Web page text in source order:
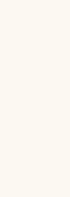
いかけっこなど
からも目を離さ
ります。
す。
グランなど)以
ルディスタン